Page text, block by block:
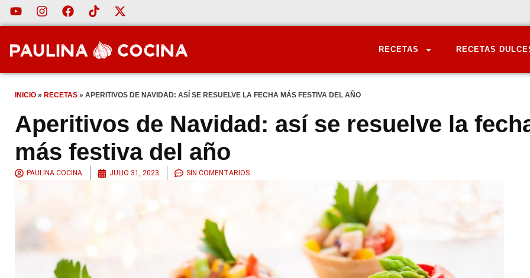
RECETAS RECETAS
INICIO » RECETAS » APERITIVOS DE NAVIDAD: ASÍ SE RESUELVE LA FECHA MÁS FESTIVA DEL AÑO
Aperitivos de Navidad: así se resuelve la
más festiva del año
PAULINA COCINA JULIO 31, 2023 SIN COMENTARIOS